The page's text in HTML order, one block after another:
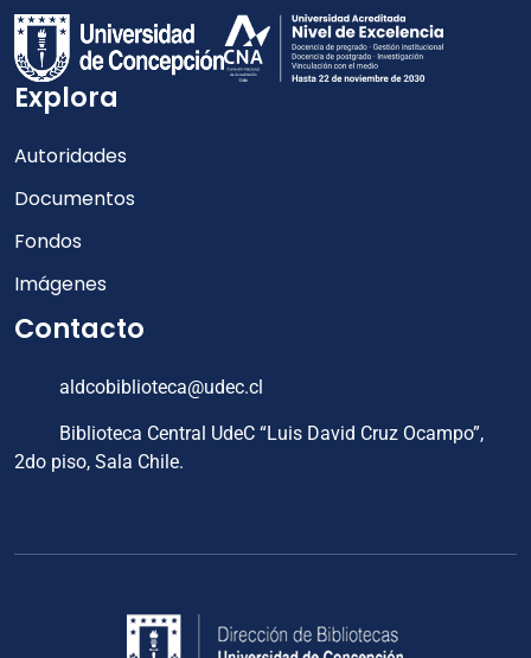
Explora
Autoridades
Documentos
Fondos
Imágenes
Contacto
aldcobiblioteca@udec.cl
Biblioteca Central UdeC “Luis David Cruz Ocampo”,
2do piso, Sala Chile.